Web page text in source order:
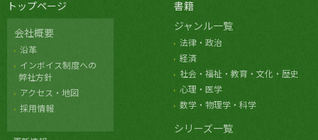
トップページ
会社概要
沿革
インボイス制度への
弊社方針
アクセス・地図
採用情報
書籍
ジャンル一覧
法律・政治
経済
社会・福祉・教育・文化・歴史
心理・医学
数学・物理学・科学
シリーズ一覧